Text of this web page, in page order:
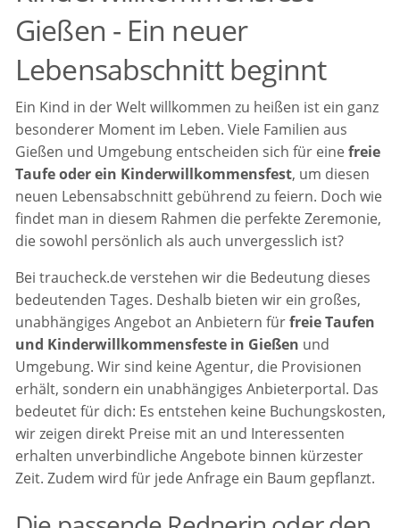
Gießen - Ein neuer
Lebensabschnitt beginnt
Ein Kind in der Welt willkommen zu heißen ist ein ganz
besonderer Moment im Leben. Viele Familien aus
Gießen und Umgebung entscheiden sich für einefreie
Taufe oder ein Kinderwillkommensfest, um diesen
neuen Lebensabschnitt gebührend zu feiern. Doch wie
findet man in diesem Rahmen die perfekte Zeremonie,
die sowohl persönlich als auch unvergesslich ist?
Bei traucheck.de verstehen wir die Bedeutung dieses
bedeutenden Tages. Deshalb bieten wir ein großes,
unabhängiges Angebot an Anbietern fürfreie Taufen
und Kinderwillkommensfeste in Gießen und
Umgebung. Wir sind keine Agentur, die Provisionen
erhält, sondern ein unabhängiges Anbieterportal. Das
bedeutet für dich: Es entstehen keine Buchungskosten,
wir zeigen direkt Preise mit an und Interessenten
erhalten unverbindliche Angebote binnen kürzester
Zeit. Zudem wird für jede Anfrage ein Baum gepflanzt.